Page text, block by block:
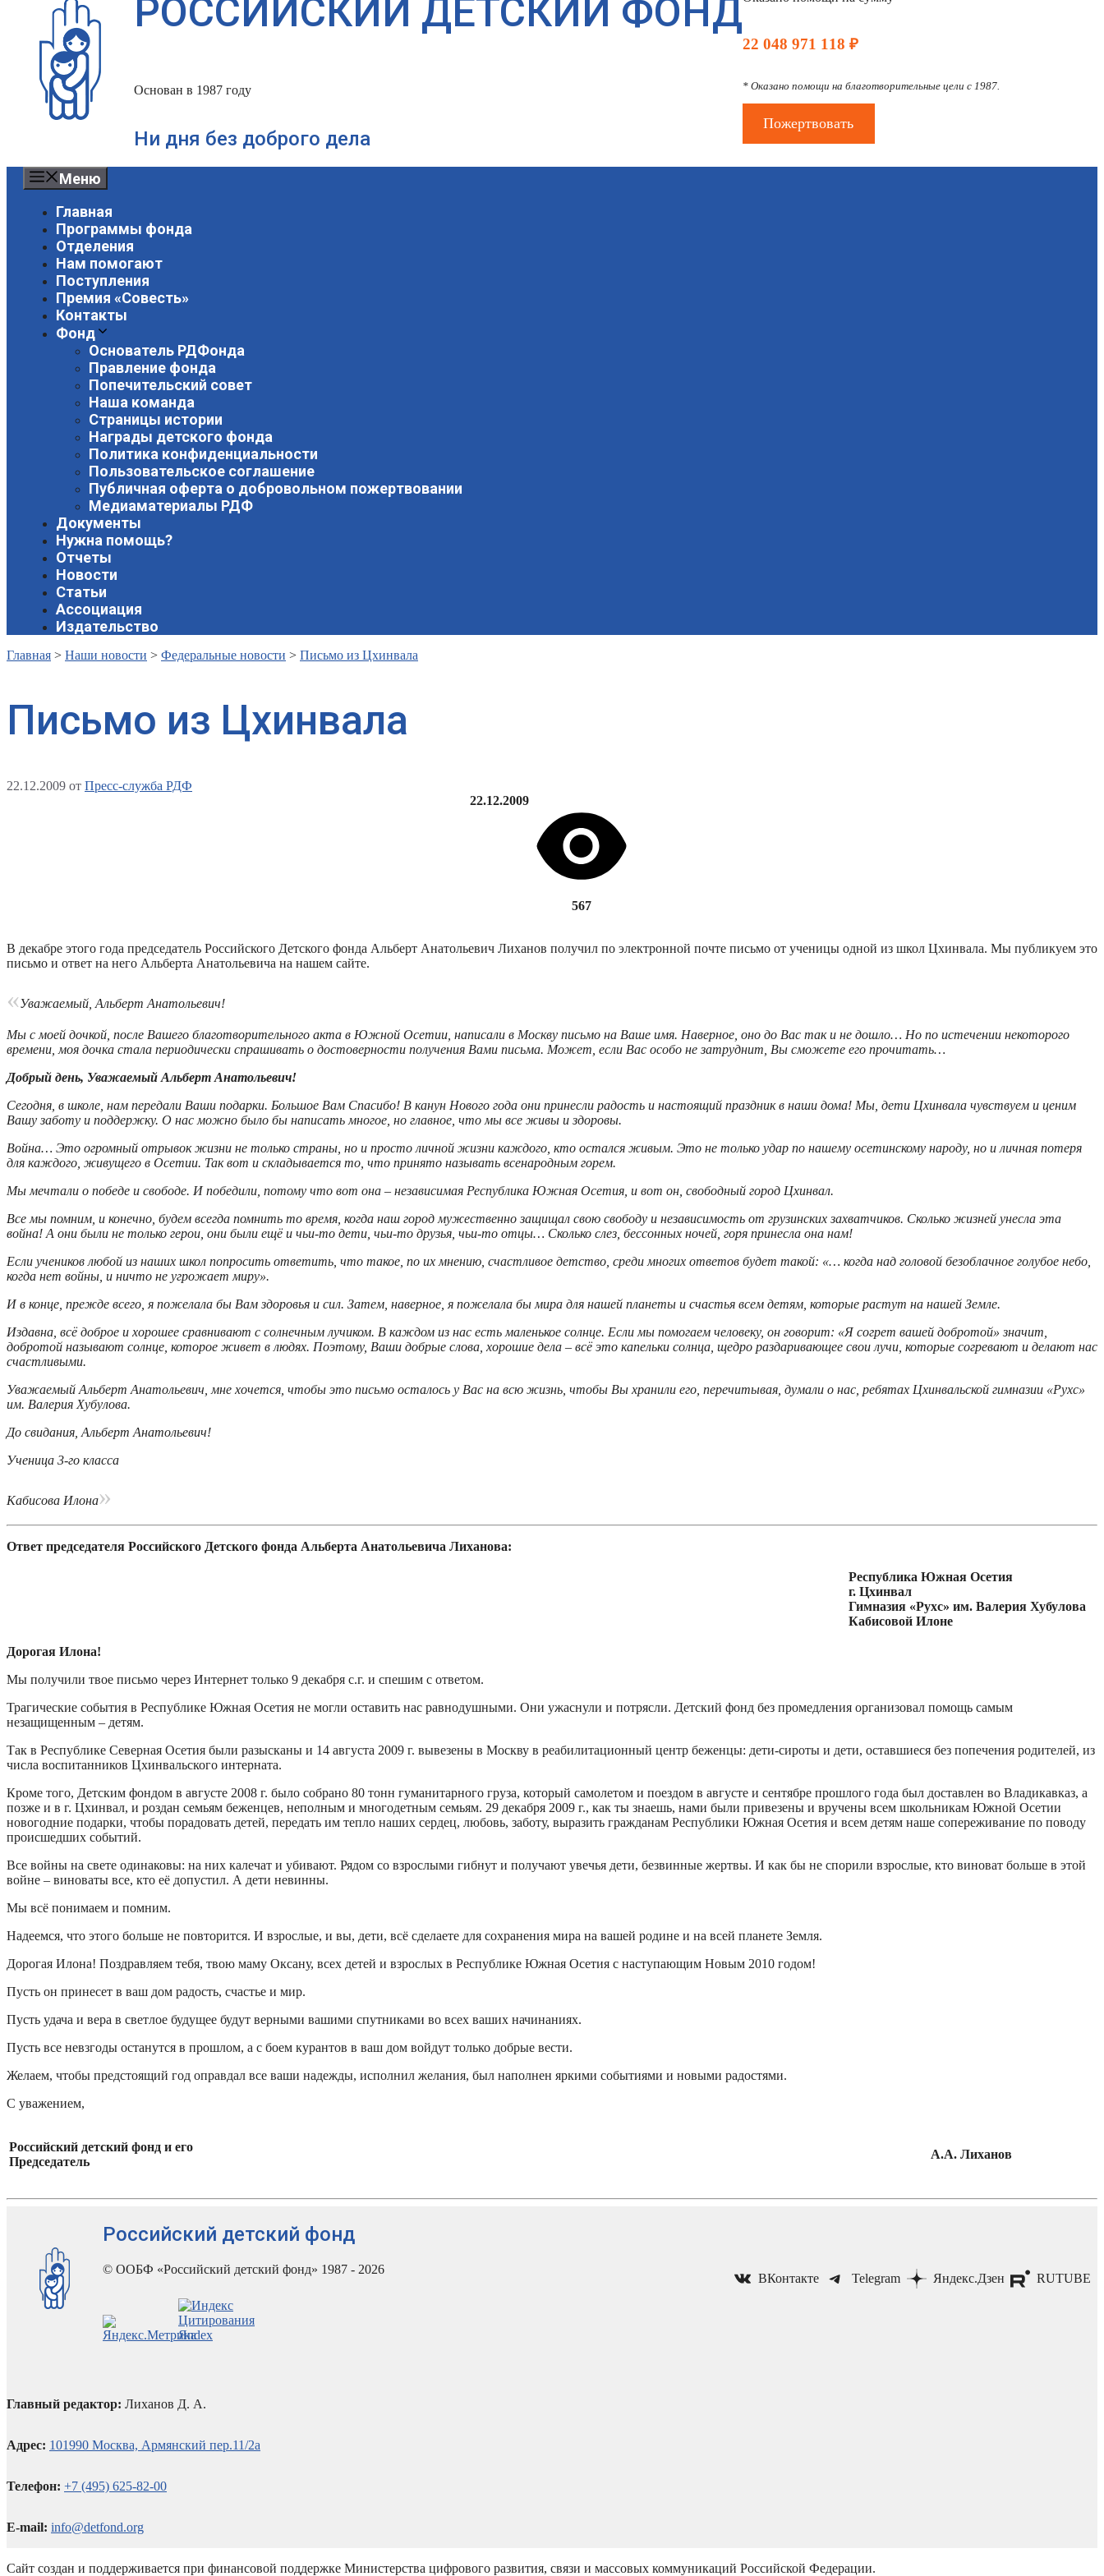
РОССИЙСКИЙ ДЕТСКИЙ ФОНД
Основан в 1987 году
Ни дня без доброго дела
22 048 971 118 ₽
* Оказано помощи на благотворительные цели с 1987.
Пожертвовать
Меню
Главная
Программы фонда
Отделения
Нам помогают
Поступления
Премия «Совесть»
Контакты
Фонд
Основатель РДФонда
Правление фонда
Попечительский совет
Наша команда
Страницы истории
Награды детского фонда
Политика конфиденциальности
Пользовательское соглашение
Публичная оферта о добровольном пожертвовании
Медиаматериалы РДФ
Документы
Нужна помощь?
Отчеты
Новости
Статьи
Ассоциация
Издательство
Главная > Наши новости > Федеральные новости > Письмо из Цхинвала
Письмо из Цхинвала
22.12.2009 от Пресс-служба РДФ
22.12.2009
567
В декабре этого года председатель Российского Детского фонда Альберт Анатольевич Лиханов получил по электронной почте письмо от ученицы одной из школ Цхинвала. Мы публикуем это
письмо и ответ на него Альберта Анатольевича на нашем сайте.
«Уважаемый, Альберт Анатольевич!
Мы с моей дочкой, после Вашего благотворительного акта в Южной Осетии, написали в Москву письмо на Ваше имя. Наверное, оно до Вас так и не дошло… Но по истечении некоторого
времени, моя дочка стала периодически спрашивать о достоверности получения Вами письма. Может, если Вас особо не затруднит, Вы сможете его прочитать…
Добрый день, Уважаемый Альберт Анатольевич!
Сегодня, в школе, нам передали Ваши подарки. Большое Вам Спасибо! В канун Нового года они принесли радость и настоящий праздник в наши дома! Мы, дети Цхинвала чувствуем и ценим
Вашу заботу и поддержку. О нас можно было бы написать многое, но главное, что мы все живы и здоровы.
Война… Это огромный отрывок жизни не только страны, но и просто личной жизни каждого, кто остался живым. Это не только удар по нашему осетинскому народу, но и личная потеря
для каждого, живущего в Осетии. Так вот и складывается то, что принято называть всенародным горем.
Мы мечтали о победе и свободе. И победили, потому что вот она – независимая Республика Южная Осетия, и вот он, свободный город Цхинвал.
Все мы помним, и конечно, будем всегда помнить то время, когда наш город мужественно защищал свою свободу и независимость от грузинских захватчиков. Сколько жизней унесла эта
война! А они были не только герои, они были ещё и чьи-то дети, чьи-то друзья, чьи-то отцы… Сколько слез, бессонных ночей, горя принесла она нам!
Если учеников любой из наших школ попросить ответить, что такое, по их мнению, счастливое детство, среди многих ответов будет такой: «… когда над головой безоблачное голубое небо,
когда нет войны, и ничто не угрожает миру».
И в конце, прежде всего, я пожелала бы Вам здоровья и сил. Затем, наверное, я пожелала бы мира для нашей планеты и счастья всем детям, которые растут на нашей Земле.
Издавна, всё доброе и хорошее сравнивают с солнечным лучиком. В каждом из нас есть маленькое солнце. Если мы помогаем человеку, он говорит: «Я согрет вашей добротой» значит,
добротой называют солнце, которое живет в людях. Поэтому, Ваши добрые слова, хорошие дела – всё это капельки солнца, щедро раздаривающее свои лучи, которые согревают и делают нас
счастливыми.
Уважаемый Альберт Анатольевич, мне хочется, чтобы это письмо осталось у Вас на всю жизнь, чтобы Вы хранили его, перечитывая, думали о нас, ребятах Цхинвальской гимназии «Рухс»
им. Валерия Хубулова.
До свидания, Альберт Анатольевич!
Ученица 3-го класса
Кабисова Илона»
Ответ председателя Российского Детского фонда Альберта Анатольевича Лиханова:
Республика Южная Осетия
г. Цхинвал
Гимназия «Рухс» им. Валерия Хубулова
Кабисовой Илоне
Дорогая Илона!
Мы получили твое письмо через Интернет только 9 декабря с.г. и спешим с ответом.
Трагические события в Республике Южная Осетия не могли оставить нас равнодушными. Они ужаснули и потрясли. Детский фонд без промедления организовал помощь самым
незащищенным – детям.
Так в Республике Северная Осетия были разысканы и 14 августа 2009 г. вывезены в Москву в реабилитационный центр беженцы: дети-сироты и дети, оставшиеся без попечения родителей, из
числа воспитанников Цхинвальского интерната.
Кроме того, Детским фондом в августе 2008 г. было собрано 80 тонн гуманитарного груза, который самолетом и поездом в августе и сентябре прошлого года был доставлен во Владикавказ, а
позже и в г. Цхинвал, и роздан семьям беженцев, неполным и многодетным семьям. 29 декабря 2009 г., как ты знаешь, нами были привезены и вручены всем школьникам Южной Осетии
новогодние подарки, чтобы порадовать детей, передать им тепло наших сердец, любовь, заботу, выразить гражданам Республики Южная Осетия и всем детям наше сопереживание по поводу
происшедших событий.
Все войны на свете одинаковы: на них калечат и убивают. Рядом со взрослыми гибнут и получают увечья дети, безвинные жертвы. И как бы не спорили взрослые, кто виноват больше в этой
войне – виноваты все, кто её допустил. А дети невинны.
Мы всё понимаем и помним.
Надеемся, что этого больше не повторится. И взрослые, и вы, дети, всё сделаете для сохранения мира на вашей родине и на всей планете Земля.
Дорогая Илона! Поздравляем тебя, твою маму Оксану, всех детей и взрослых в Республике Южная Осетия с наступающим Новым 2010 годом!
Пусть он принесет в ваш дом радость, счастье и мир.
Пусть удача и вера в светлое будущее будут верными вашими спутниками во всех ваших начинаниях.
Пусть все невзгоды останутся в прошлом, а с боем курантов в ваш дом войдут только добрые вести.
Желаем, чтобы предстоящий год оправдал все ваши надежды, исполнил желания, был наполнен яркими событиями и новыми радостями.
С уважением,
Российский детский фонд и его
Председатель
А.А. Лиханов
Российский детский фонд
© ООБФ «Российский детский фонд» 1987 - 2026
ВКонтакте Telegram Яндекс.Дзен RUTUBE
Главный редактор: Лиханов Д. А.
Адрес: 101990 Москва, Армянский пер.11/2а
Телефон: +7 (495) 625-82-00
E-mail: info@detfond.org
Сайт создан и поддерживается при финансовой поддержке Министерства цифрового развития, связи и массовых коммуникаций Российской Федерации.